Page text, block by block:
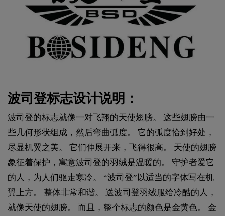
波司登标志设计说明：
波司登的标志就像一对飞翔的天使翅膀。 这些翅膀由一
些几何形状组成，然后弯曲弧度。 它的弧度恰到好处，
尽显机翼之美。 它们伸展开来，飞得很高。 天使的翅膀
象征着保护，寓意波司登的羽绒是温暖的。 守护者爱它
的人，为人们驱走寒冷。 “波司登”以适当的字体写在机
翼上方。 整体非常和谐。 送波司登羽绒服给冷酷的人，
就像天使的翅膀。 而且，整个标志的颜色是金黄色。 金